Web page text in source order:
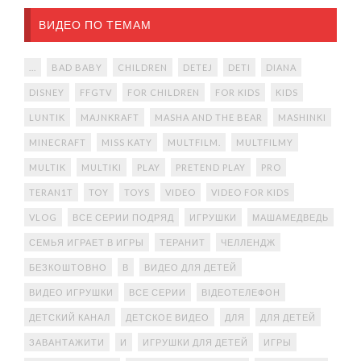
ВИДЕО ПО ТЕМАМ
BAD BABY CHILDREN DETEJ DETI DIANA
DISNEY FFGTV FOR CHILDREN FOR KIDS KIDS
LUNTIK MAJNKRAFT MASHA AND THE BEAR MASHINKI
MINECRAFT MISS KATY MULTFILM. MULTFILMY
MULTIK MULTIKI PLAY PRETEND PLAY PRO
TERAN1T TOY TOYS VIDEO VIDEO FOR KIDS
VLOG ВСЕ СЕРИИ ПОДРЯД ИГРУШКИ МАШАМЕДВЕДЬ
СЕМЬЯ ИГРАЕТ В ИГРЫ ТЕРАНИТ ЧЕЛЛЕНДЖ
БЕЗКОШТОВНО В ВИДЕО ДЛЯ ДЕТЕЙ
ВИДЕО ИГРУШКИ ВСЕ СЕРИИ ВІДЕОТЕЛЕФОН
ДЕТСКИЙ КАНАЛ ДЕТСКОЕ ВИДЕО ДЛЯ ДЛЯ ДЕТЕЙ
ЗАВАНТАЖИТИ И ИГРУШКИ ДЛЯ ДЕТЕЙ ИГРЫ